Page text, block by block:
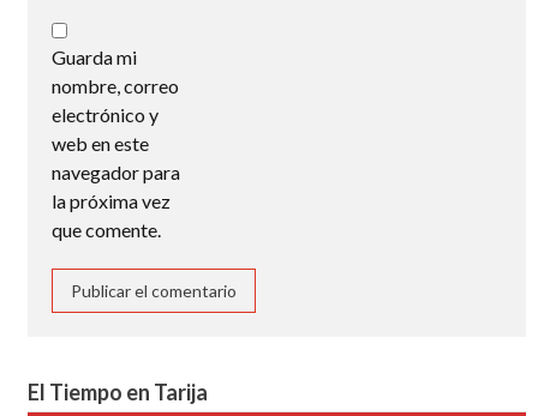
Guarda mi
nombre, correo
electrónico y
web en este
navegador para
la próxima vez
que comente.
El Tiempo en Tarija